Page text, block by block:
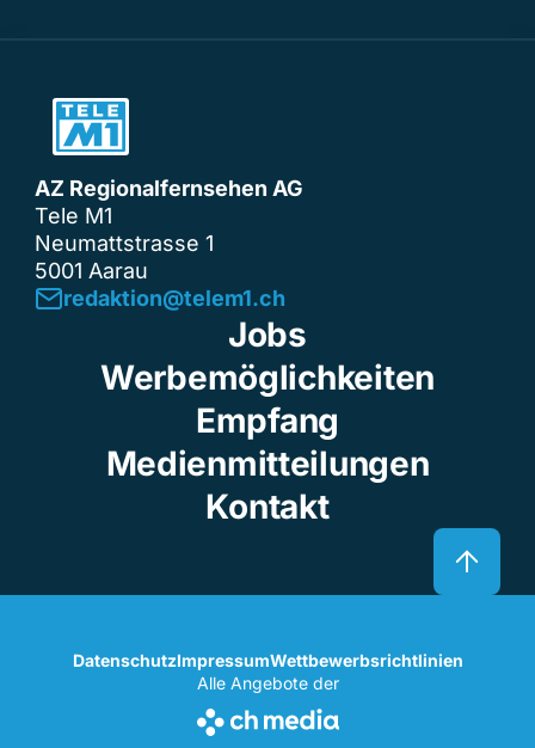
AZ Regionalfernsehen AG
Tele M1
Neumattstrasse 1
5001 Aarau
redaktion@telem1.ch
Jobs
Werbemöglichkeiten
Empfang
Medienmitteilungen
Kontakt
DatenschutzImpressumWettbewerbsrichtlinien
Alle Angebote der